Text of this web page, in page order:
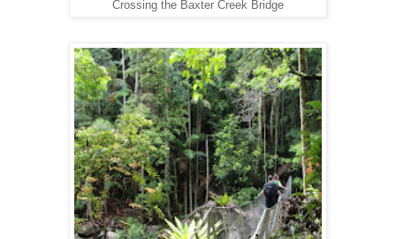
Crossing the Baxter Creek Bridge